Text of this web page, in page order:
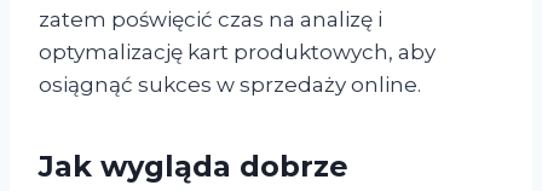
zatem poświęcić czas na analizę i
optymalizację kart produktowych, aby
osiągnąć sukces w sprzedaży online.
Jak wygląda dobrze